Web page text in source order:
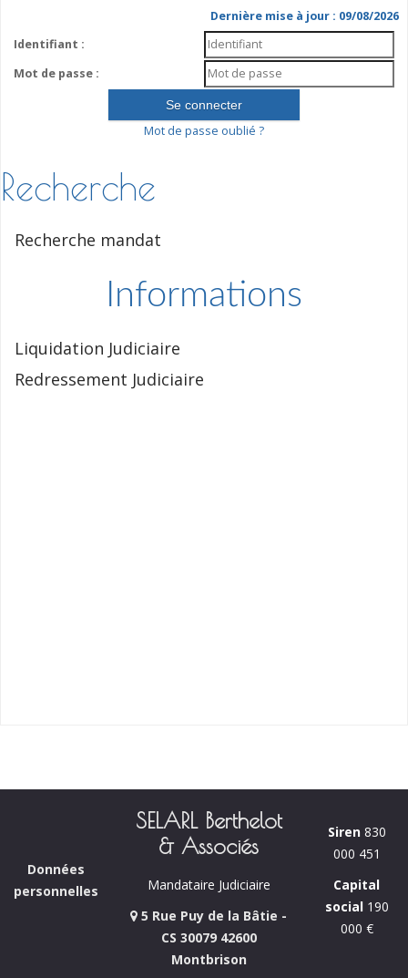
Dernière mise à jour : 09/08/2026
Identifiant :
Mot de passe :
Mot de passe oublié ?
Recherche
Recherche mandat
Informations
Liquidation Judiciaire
Redressement Judiciaire
Données
personnelles
SELARL Berthelot
& Associés
Mandataire Judiciaire
5 Rue Puy de la Bâtie -
CS 30079 42600
Montbrison
Siren830
000 451
Capital
social190
000 €